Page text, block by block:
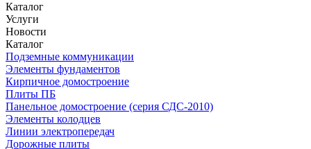
Каталог
Услуги
Новости
Каталог
Подземные коммуникации
Элементы фундаментов
Кирпичное домостроение
Плиты ПБ
Панельное домостроение (серия СДС-2010)
Элементы колодцев
Линии электропередач
Дорожные плиты